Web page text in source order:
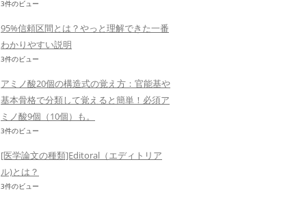
3件のビュー
95%信頼区間とは？やっと理解できた一番
わかりやすい説明
3件のビュー
アミノ酸20個の構造式の覚え方：官能基や
基本骨格で分類して覚えると簡単！必須ア
ミノ酸9個（10個）も。
3件のビュー
[医学論文の種類]Editoral（エディトリア
ル)とは？
3件のビュー